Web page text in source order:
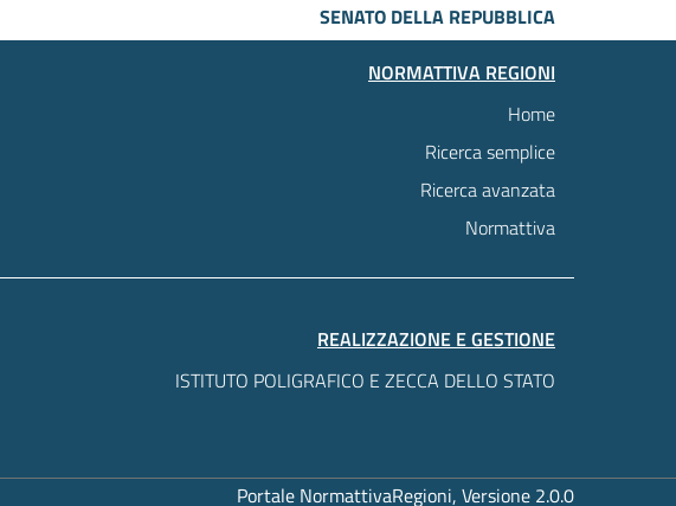
SENATO DELLA REPUBBLICA
NORMATTIVA REGIONI
Home
Ricerca semplice
Ricerca avanzata
Normattiva
REALIZZAZIONE E GESTIONE
ISTITUTO POLIGRAFICO E ZECCA DELLO STATO
Portale NormattivaRegioni, Versione 2.0.0